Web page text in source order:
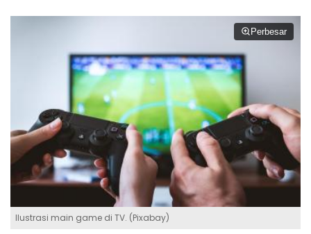
Perbesar
Ilustrasi main game di TV. (Pixabay)